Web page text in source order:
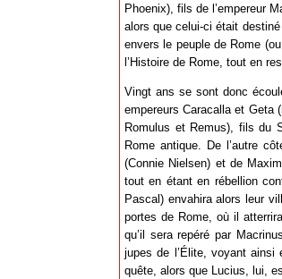
Phoenix), fils de l’empereur
alors que celui-ci était
envers le peuple de Rome
l’Histoire de Rome, tout en
Vingt ans se sont donc
empereurs Caracalla et Geta
Romulus et Remus), fils du
Rome antique. De l’autre
(Connie Nielsen) et de
tout en étant en rébellion
Pascal) envahira alors leur
portes de Rome, où il
qu’il sera repéré par
jupes de l’Élite, voyant ainsi
quête, alors que Lucius, lui,